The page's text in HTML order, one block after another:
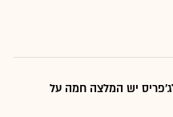
יש המלצה חמה על